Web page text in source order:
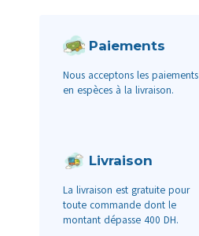
Paiements
Nous acceptons les paiements
en espèces à la livraison.
Livraison
La livraison est gratuite pour
toute commande dont le
montant dépasse 400 DH.